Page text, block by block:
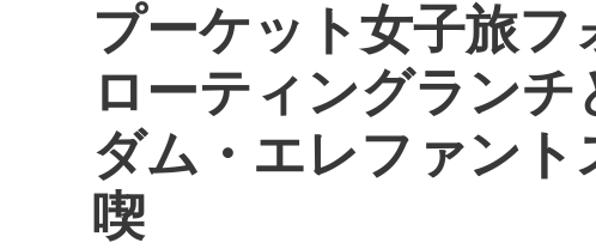
プーケット女子旅フ
ローティングラン
ダム・エレファン
喫